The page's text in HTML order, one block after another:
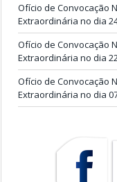
Ofício de Convocação
Extraordinária no dia
Ofício de Convocação
Extraordinária no dia
Ofício de Convocação
Extraordinária no dia